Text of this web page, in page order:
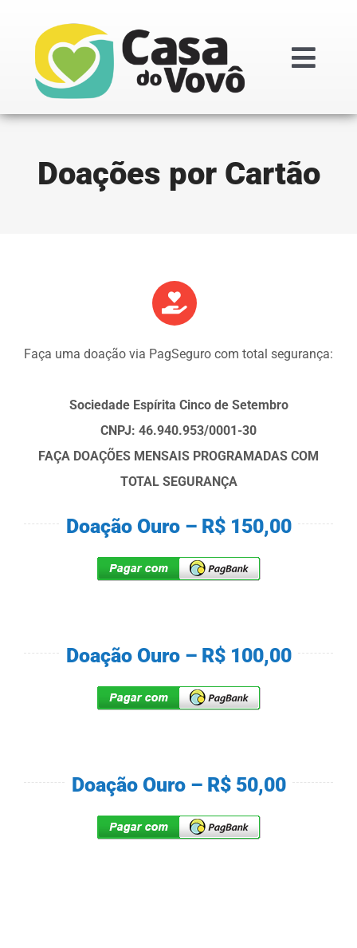
conteúdo
Doações
Regimentos
ODS
Contato
Doações por Cartão
Faça uma doação via PagSeguro com total segurança:
Sociedade Espírita Cinco de Setembro
CNPJ: 46.940.953/0001-30
FAÇA DOAÇÕES MENSAIS PROGRAMADAS COM
TOTAL SEGURANÇA
Doação Ouro – R$ 150,00
Doação Ouro – R$ 100,00
Doação Ouro – R$ 50,00